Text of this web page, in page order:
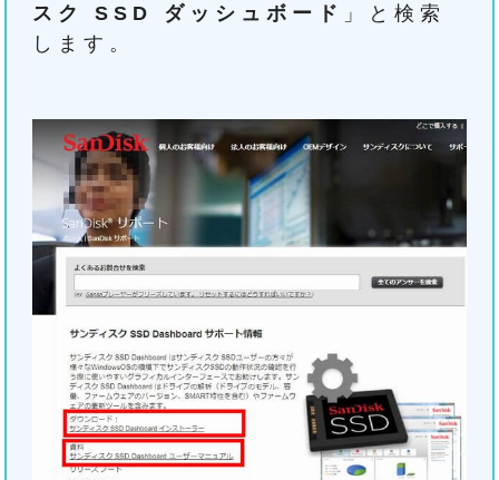
スク SSD ダッシュボード 」と検索
します。